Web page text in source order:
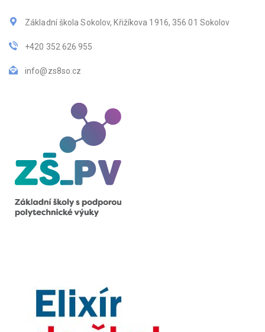
Základní škola Sokolov, Křižíkova 1916, 356 01 Sokolov
+420 352 626 955
info@zs8so.cz